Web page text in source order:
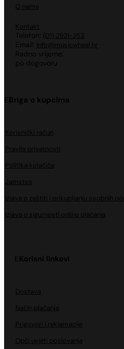
O nama
Kontakt
Telefon: (01) 2921-253
Email: info@musicwheel.hr
Radno vrijeme:
po dogovoru
Briga o kupcima
Korisnički račun
Pravila privatnosti
Politika kolačića
Jamstvo
Izjava o zaštiti i prikupljanju osobnih
Izjava o sigurnosti online plaćanja
Korisni linkovi
Dostava
Način plaćanja
Prigovori i reklamacije
Opći uvjeti poslovanja